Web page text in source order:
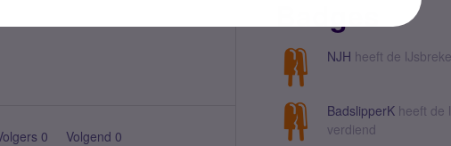
0 Volgend 0
NJH heeft de
BadslipperK heeft de
verdiend